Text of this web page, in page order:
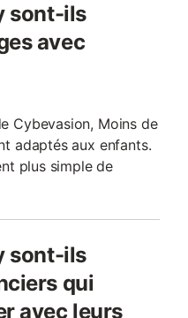
sont-ils
avec
Cybevasion, Moins de
adaptés aux enfants.
plus simple de
sont-ils
qui
avec leurs